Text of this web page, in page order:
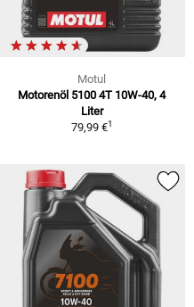
Motul
Motorenöl 5100 4T 10W-40, 4
Liter
79,99 €1